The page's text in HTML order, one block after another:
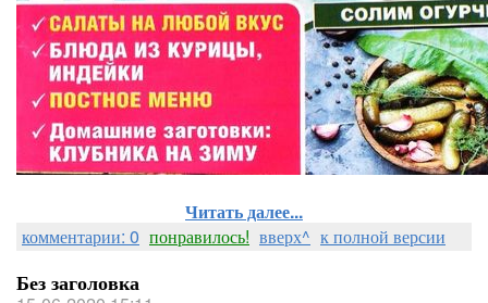
Читать далее...
комментарии: 0 понравилось! вверх^ к полной версии
Без заголовка